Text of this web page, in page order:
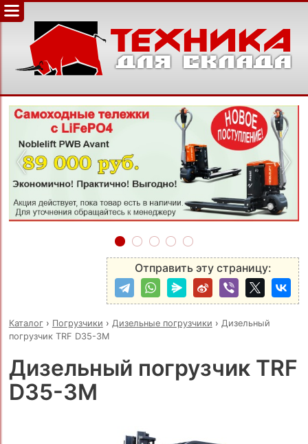
‹ ›
Отправить эту страницу:
Каталог› Погрузчики › Дизельные погрузчики › Дизельный
погрузчик TRF D35-3M
Дизельный погрузчик TRF
D35-3M